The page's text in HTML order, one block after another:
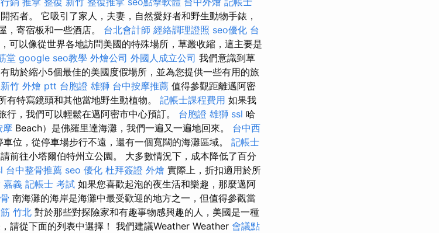
拓者。 它吸引了家人，夫妻，自然愛好者和野生動物手錶，
，寄宿板和一些酒店。 台北會計師 經絡調理證照 seo優化 台
可以像從世界各地訪問美國的特殊場所，草叢收縮，這主要是
堂 google seo教學 外燴公司 外國人成立公司 我們意識到草
助於縮小5個最佳的美國度假場所，並為您提供一些有用的旅
新竹 外燴 ptt 台胞證 雄獅 台中按摩推薦 值得參觀距離邁阿密
特寫鏡頭和其他當地野生動植物。 記帳士課程費用 如果我
，我們可以輕鬆在邁阿密市中心預訂。 台胞證 雄獅 ssl 哈
摩 Beach）是佛羅里達海灘，我們一遍又一遍地回來。 台中西
位，從停車場步行不遠，還有一個寬闊的海灘區域。 記帳士
前往小塔爾伯特州立公園。 大多數情況下，成本降低了百分
台中整骨推薦 seo 優化 杜拜簽證 外燴 實際上，折扣適用於所
嘉義 記帳士 考試 如果您喜歡起泡的夜生活和樂趣，那麼邁阿
南海灘的海岸是海灘中最受歡迎的地方之一，但值得參觀當
竹北 對於那些對探險家和有趣事物感興趣的人，美國是一種
請從下面的列表中選擇！ 我們建議Weather Weather 會議點